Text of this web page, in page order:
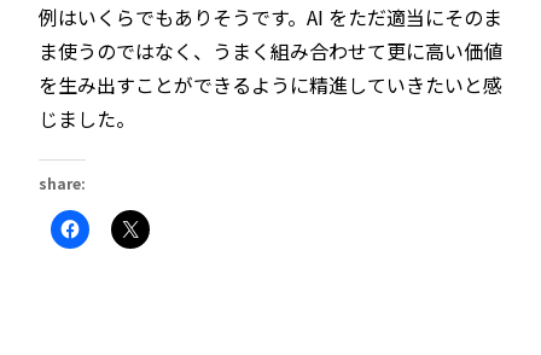
例はいくらでもありそうです。AI をただ適当にそのま
ま使うのではなく、うまく組み合わせて更に高い価値
を生み出すことができるように精進していきたいと感
じました。
share:
Facebook
で
ク
リ